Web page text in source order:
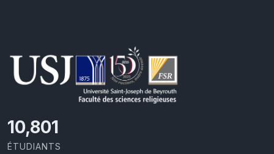
11,418
ÉTUDIANTS